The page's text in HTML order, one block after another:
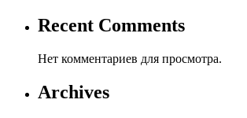
Recent Comments
Нет комментариев для просмотра.
Archives